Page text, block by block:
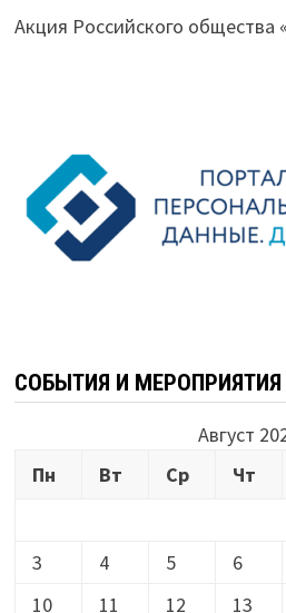
Акция Российского общества
СОБЫТИЯ И МЕРОПРИЯТИЯ
Август
Пн
Вт Ср Чт
3
4 5 6
10
11 12 13